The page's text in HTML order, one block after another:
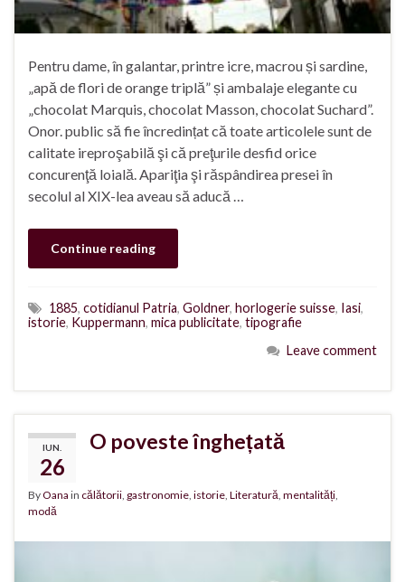
Pentru dame, în galantar, printre icre, macrou și sardine,
„apă de flori de orange triplă” și ambalaje elegante cu
„chocolat Marquis, chocolat Masson, chocolat Suchard”.
Onor. public să fie încredințat că toate articolele sunt de
calitate ireproşabilă şi că preţurile desfid orice
concurenţă loială. Apariţia şi răspândirea presei în
secolul al XIX-lea aveau să aducă …
Continue reading
1885, cotidianul Patria, Goldner, horlogerie suisse, Iasi,
istorie, Kuppermann, mica publicitate, tipografie
Leave comment
IUN.
26
O poveste înghețată
ByOana in călătorii, gastronomie, istorie, Literatură, mentalități,
modă